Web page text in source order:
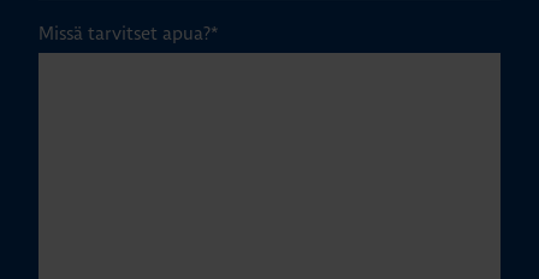
Missä tarvitset apua?*